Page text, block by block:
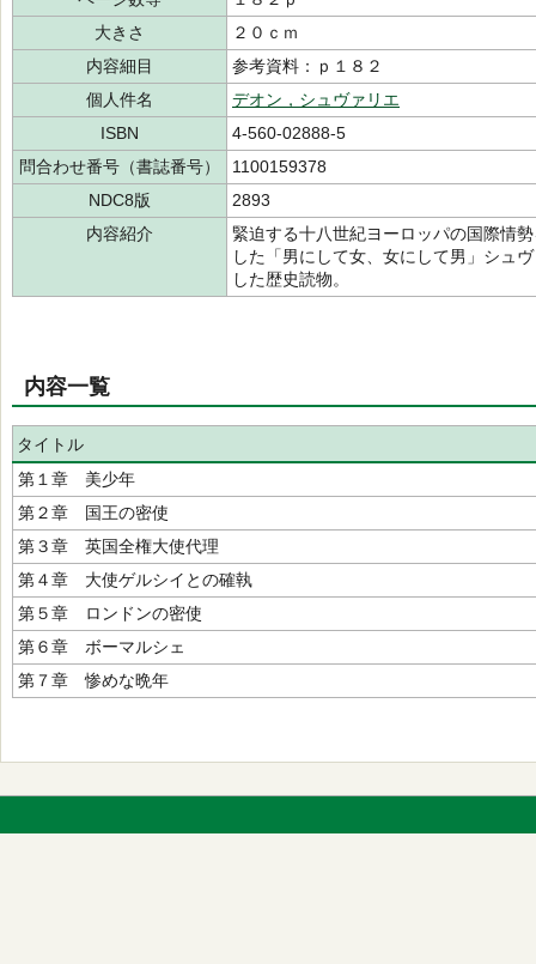
大きさ
２０ｃｍ
内容細目
参考資料：ｐ１８２
個人件名
デオン，シュヴァリエ
ISBN
4-560-02888-5
問合わせ番号（書誌番号）
1100159378
NDC8版
2893
内容紹介
緊迫する十八世紀ヨーロッパの国際情
した「男にして女、女にして男」シュ
した歴史読物。
内容一覧
タイトル
第１章 美少年
第２章 国王の密使
第３章 英国全権大使代理
第４章 大使ゲルシイとの確執
第５章 ロンドンの密使
第６章 ボーマルシェ
第７章 惨めな晩年